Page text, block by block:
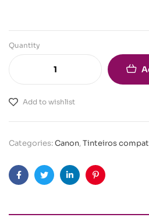
Quantity
Add to wishlist
Categories:Canon,Tinteiros
FacebookTwitterLinkedinPinterest